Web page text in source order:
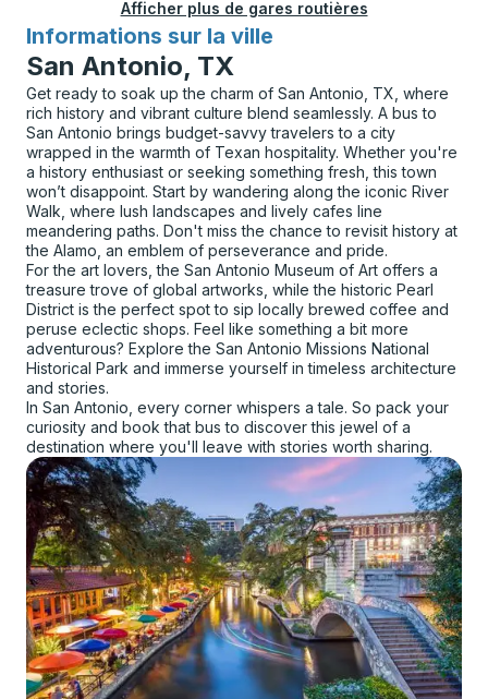
Afficher plus de gares routières
Informations sur la ville
pour
San Antonio, TX
Get ready to soak up the charm of San Antonio, TX, where
rich history and vibrant culture blend seamlessly. A bus to
San Antonio brings budget-savvy travelers to a city
wrapped in the warmth of Texan hospitality. Whether you're
a history enthusiast or seeking something fresh, this town
won’t disappoint. Start by wandering along the iconic River
Walk, where lush landscapes and lively cafes line
meandering paths. Don't miss the chance to revisit history at
the Alamo, an emblem of perseverance and pride.
For the art lovers, the San Antonio Museum of Art offers a
treasure trove of global artworks, while the historic Pearl
District is the perfect spot to sip locally brewed coffee and
peruse eclectic shops. Feel like something a bit more
adventurous? Explore the San Antonio Missions National
Historical Park and immerse yourself in timeless architecture
and stories.
In San Antonio, every corner whispers a tale. So pack your
curiosity and book that bus to discover this jewel of a
destination where you'll leave with stories worth sharing.